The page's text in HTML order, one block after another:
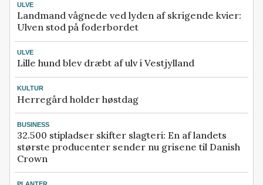
ULVE
Landmand vågnede ved lyden af skrigende kvier:
Ulven stod på foderbordet
ULVE
Lille hund blev dræbt af ulv i Vestjylland
KULTUR
Herregård holder høstdag
BUSINESS
32.500 stipladser skifter slagteri: En af landets
største producenter sender nu grisene til Danish
Crown